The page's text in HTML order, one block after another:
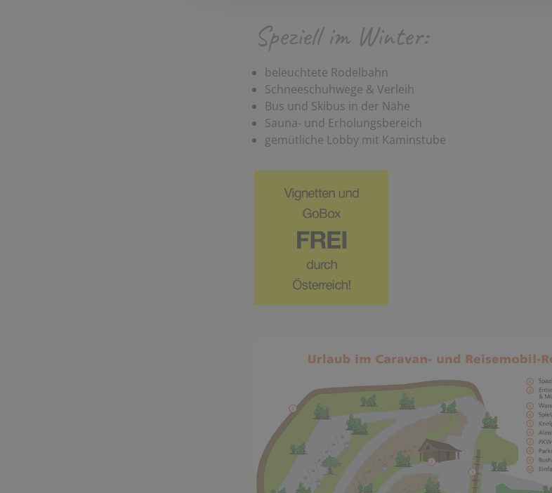
Speziell im Winter:
beleuchtete Rodelbahn
Schneeschuhwege & Verleih
Bus und Skibus in der Nähe
Sauna- und Erholungsbereich
gemütliche Lobby mit Kaminstube